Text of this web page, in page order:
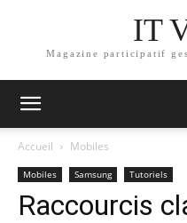
IT
Magazine participatif
Accueil Mobiles
Mobiles Samsung Tutoriels
Raccourcis